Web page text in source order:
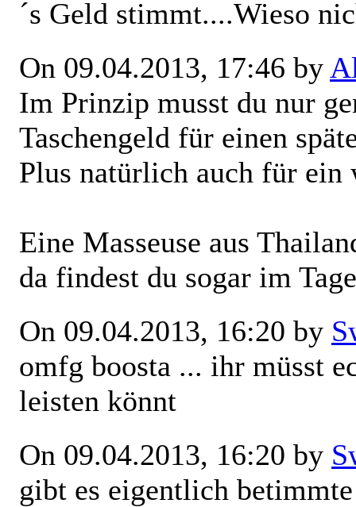
´s Geld stimmt....Wieso
On 09.04.2013, 17:46 by
Im Prinzip musst du nur
Taschengeld für einen
Plus natürlich auch für ein
Eine Masseuse aus
da findest du sogar im
On 09.04.2013, 16:20 by
omfg boosta ... ihr müsst
leisten könnt
On 09.04.2013, 16:20 by
gibt es eigentlich